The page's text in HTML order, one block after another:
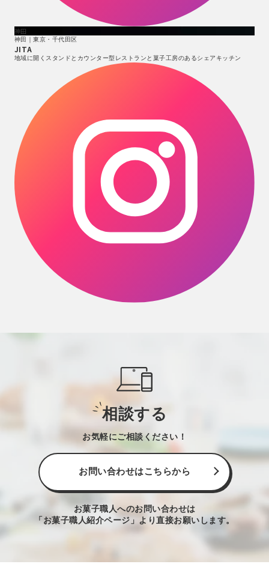
神田
神田｜東京・千代田区
JITA
地域に開くスタンドとカウンター型レストランと菓子工房のあるシェアキッチン
相談する
お気軽にご相談ください！
お問い合わせはこちらから
お菓子職人へのお問い合わせは
「お菓子職人紹介ページ」より直接お願いします。